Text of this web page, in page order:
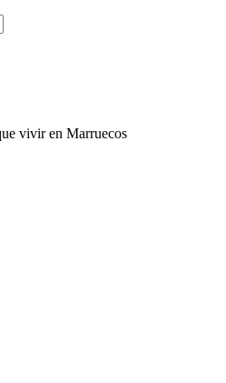
vivir en Marruecos